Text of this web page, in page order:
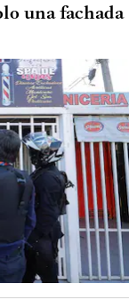
una fachada